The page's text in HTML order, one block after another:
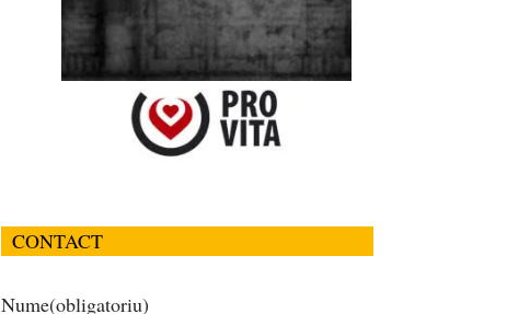
CONTACT
Nume(obligatoriu)